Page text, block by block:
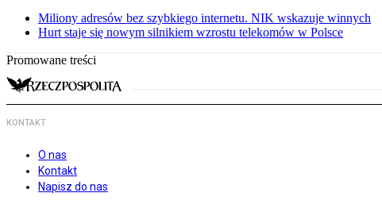
Miliony adresów bez szybkiego internetu. NIK wskazuje winnych
Hurt staje się nowym silnikiem wzrostu telekomów w Polsce
Promowane treści
KONTAKT
O nas
Kontakt
Napisz do nas